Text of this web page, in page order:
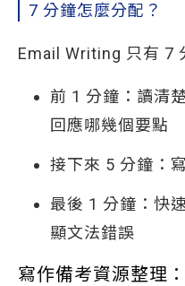
7 分鐘怎麼分配？
Email Writing 只有 7
前 1 分鐘：讀清
回應哪幾個要點
接下來 5 分鐘：
最後 1 分鐘：快
顯文法錯誤
寫作備考資源整理